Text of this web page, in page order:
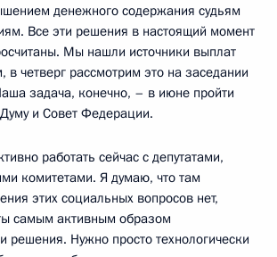
денежного содержания судьям
Все эти решения в настоящий момент
Мы нашли источники выплат
в четверг рассмотрим это на заседании
задача, конечно, – в июне пройти
и Совет Федерации.
работать сейчас с депутатами,
комитетами. Я думаю, что там
этих социальных вопросов нет,
самым активным образом
решения. Нужно просто технологически